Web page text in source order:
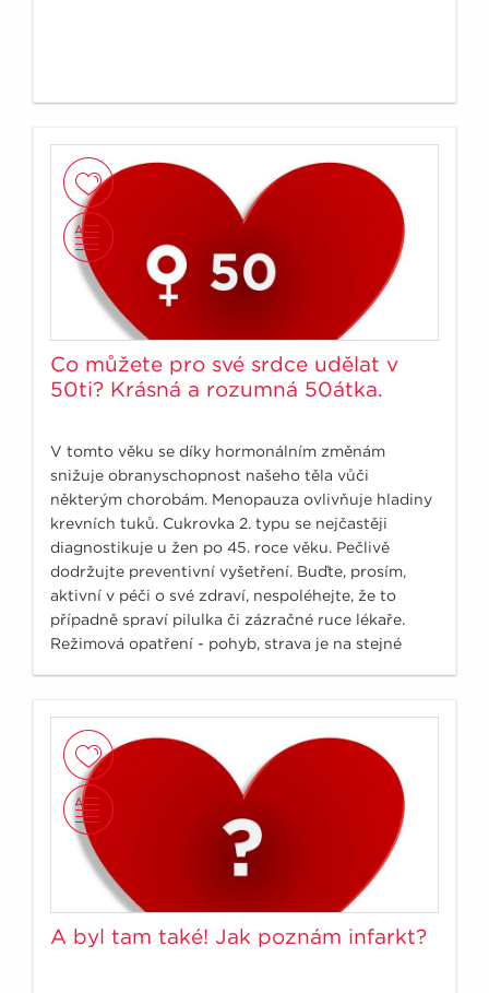
Co můžete pro své srdce udělat v
50ti? Krásná a rozumná 50átka.
V tomto věku se díky hormonálním změnám
snižuje obranyschopnost našeho těla vůči
některým chorobám. Menopauza ovlivňuje hladiny
krevních tuků. Cukrovka 2. typu se nejčastěji
diagnostikuje u žen po 45. roce věku. Pečlivě
dodržujte preventivní vyšetření. Buďte, prosím,
aktivní v péči o své zdraví, nespoléhejte, že to
případně spraví pilulka či zázračné ruce lékaře.
Režimová opatření - pohyb, strava je na stejné
A byl tam také! Jak poznám infarkt?